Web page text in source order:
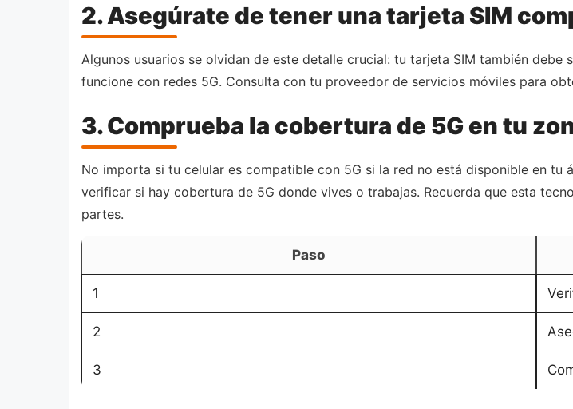
2. Asegúrate de tener una tarjeta SIM
Algunos usuarios se olvidan de este detalle crucial: tu tarjeta SIM también
funcione con redes 5G. Consulta con tu proveedor de servicios móviles para
3. Comprueba la cobertura de 5G en tu
No importa si tu celular es compatible con 5G si la red no está disponible en tu
verificar si hay cobertura de 5G donde vives o trabajas. Recuerda que esta
partes.
Paso
1
2
3